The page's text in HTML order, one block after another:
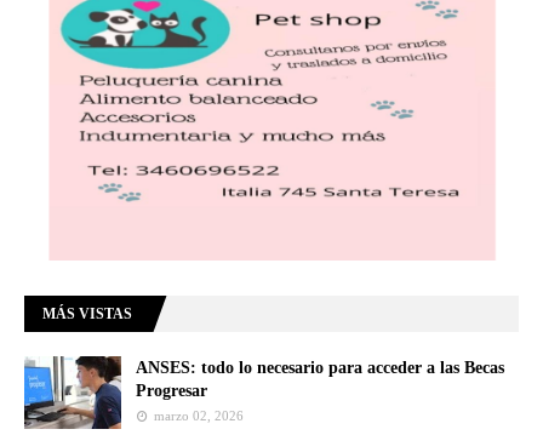
MÁS VISTAS
ANSES: todo lo necesario para acceder a las Becas
Progresar
marzo 02, 2026